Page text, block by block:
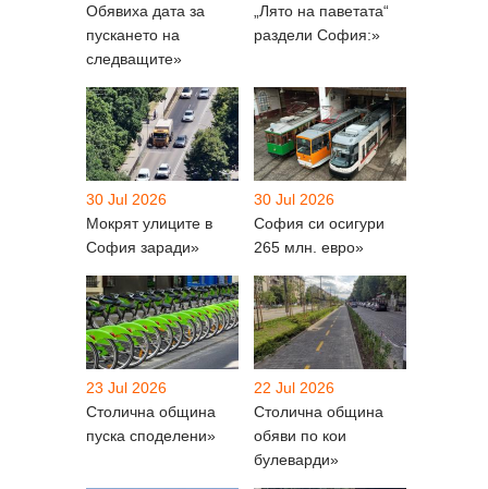
Обявиха дата за
пускането на
следващите»
„Лято на паветата“
раздели София:»
30 Jul 2026
Мокрят улиците в
София заради»
30 Jul 2026
София си осигури
265 млн. евро»
23 Jul 2026
Столична община
пуска споделени»
22 Jul 2026
Столична община
обяви по кои
булеварди»